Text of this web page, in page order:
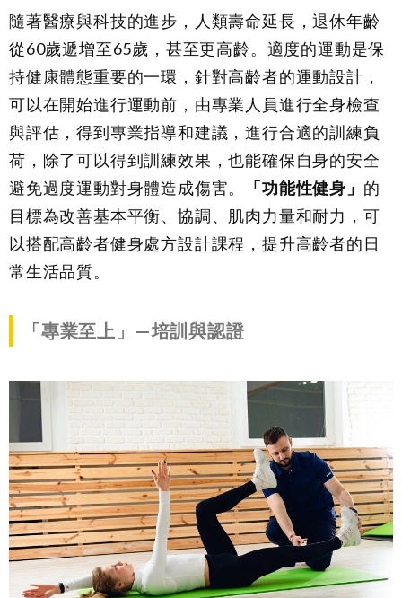
隨著醫療與科技的進步，人類壽命延長，退休年齡
從60歲遞增至65歲，甚至更高齡。適度的運動是保
持健康體態重要的一環，針對高齡者的運動設計，
可以在開始進行運動前，由專業人員進行全身檢查
與評估，得到專業指導和建議，進行合適的訓練負
荷，除了可以得到訓練效果，也能確保自身的安全
避免過度運動對身體造成傷害。
「功能性健身」 的
目標為改善基本平衡、協調、肌肉力量和耐力，可
以搭配高齡者健身處方設計課程，提升高齡者的日
常生活品質。
「專業至上」 —培訓與認證